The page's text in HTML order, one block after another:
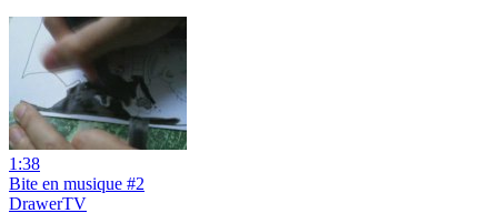
1:38
Bite en musique #2
DrawerTV